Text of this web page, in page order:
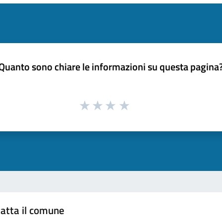
sono chiare le informazioni su questa
il comune